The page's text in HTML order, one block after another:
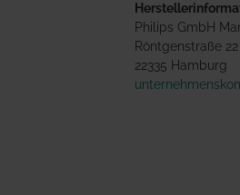
Philips GmbH
Röntgenstraße 22
22335 Hamburg